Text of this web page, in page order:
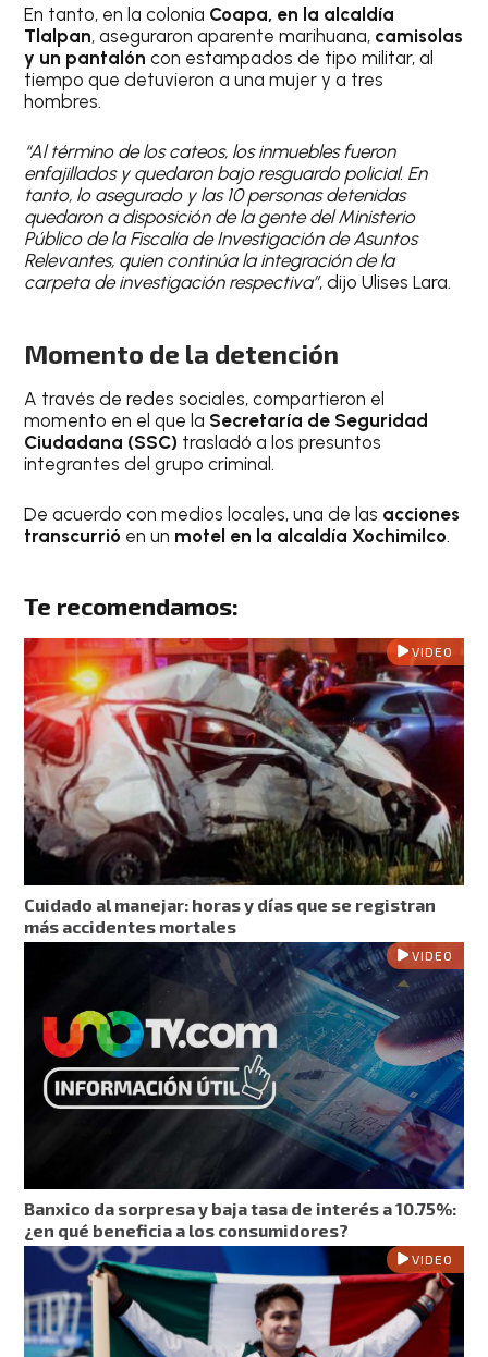
En tanto, en la colonia Coapa, en la alcaldía
Tlalpan, aseguraron aparente marihuana, camisolas
y un pantalón con estampados de tipo militar, al
tiempo que detuvieron a una mujer y a tres
hombres.
“Al término de los cateos, los inmuebles fueron
enfajillados y quedaron bajo resguardo policial. En
tanto, lo asegurado y las 10 personas detenidas
quedaron a disposición de la gente del Ministerio
Público de la Fiscalía de Investigación de Asuntos
Relevantes, quien continúa la integración de la
carpeta de investigación respectiva”, dijo Ulises Lara.
Momento de la detención
A través de redes sociales, compartieron el
momento en el que la Secretaría de Seguridad
Ciudadana (SSC) trasladó a los presuntos
integrantes del grupo criminal.
De acuerdo con medios locales, una de las acciones
transcurrió en un motel en la alcaldía Xochimilco.
Te recomendamos:
VIDEO
Cuidado al manejar: horas y días que se registran
más accidentes mortales
VIDEO
Banxico da sorpresa y baja tasa de interés a 10.75%:
¿en qué beneficia a los consumidores?
VIDEO